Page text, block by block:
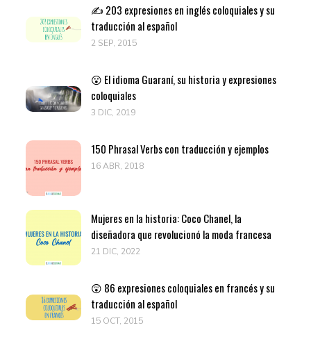
✍️ 203 expresiones en inglés coloquiales y su
traducción al español
2 SEP, 2015
😮 El idioma Guaraní, su historia y expresiones
coloquiales
3 DIC, 2019
150 Phrasal Verbs con traducción y ejemplos
16 ABR, 2018
Mujeres en la historia: Coco Chanel, la
diseñadora que revolucionó la moda francesa
21 DIC, 2022
😲 86 expresiones coloquiales en francés y su
traducción al español
15 OCT, 2015